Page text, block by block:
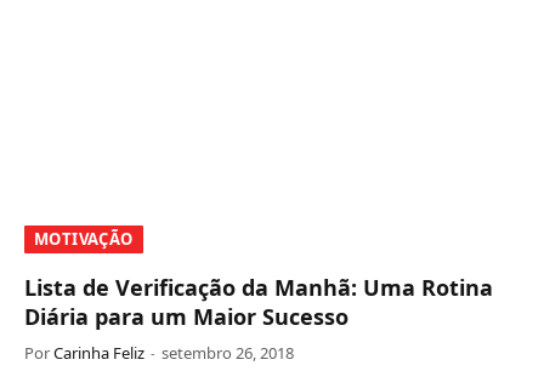
MOTIVAÇÃO
Lista de Verificação da Manhã: Uma Rotina
Diária para um Maior Sucesso
PorCarinha Feliz setembro 26, 2018